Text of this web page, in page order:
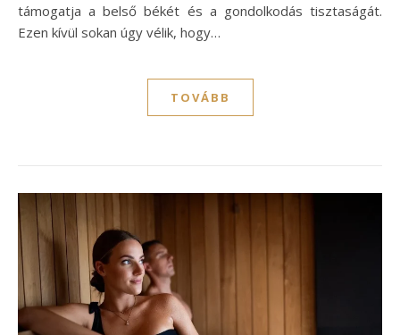
támogatja a belső békét és a gondolkodás tisztaságát.
Ezen kívül sokan úgy vélik, hogy…
TOVÁBB